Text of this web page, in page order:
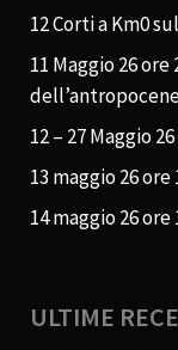
12 Corti a Km0
11 Maggio 26
12 – 27 Maggio
13 maggio 26 ore
14 maggio 26 ore
ULTIME